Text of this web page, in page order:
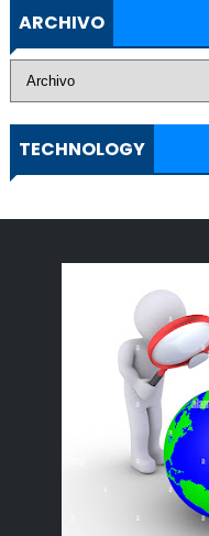
ARCHIVO
TECHNOLOGY